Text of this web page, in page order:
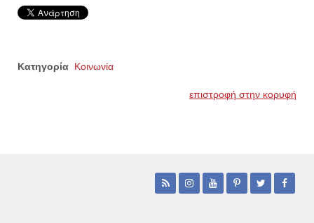
Κατηγορία Κοινωνία
επιστροφή στην κορυφή